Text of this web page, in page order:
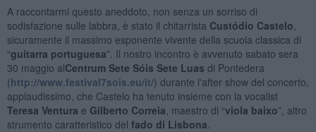
A raccontarmi questo aneddoto, non senza un sorriso di
sodisfazione sulle labbra, è stato il chitarrista Custódio Castelo
sicuramente il massimo esponente vivente della scuola classica di
“guitarra portuguesa”. Il nostro incontro è avvenuto sabato sera
30 maggio alCentrum Sete Sóis Sete Luas di Pontedera
(http://www.festival7sois.eu/it/) durante l'after show del concerto,
applaudissimo, che Castelo ha tenuto insieme con la vocalist
Teresa Ventura e Gilberto Correia , maestro di “viola baixo”, altro
strumento caratteristico del fado di Lisbona